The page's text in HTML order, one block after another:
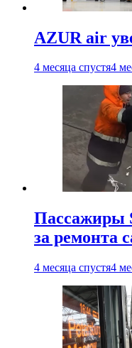
AZUR air
4 месяца спустя4
Пассажиры
за ремонта
4 месяца спустя4